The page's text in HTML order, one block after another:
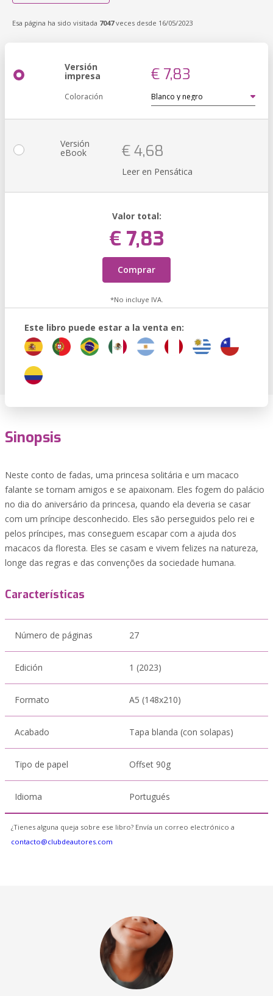
Esa página ha sido visitada 7047veces desde 16/05/2023
Versión
impresa € 7,83
Coloración
Versión
eBook € 4,68
Leer en Pensática
Valor total:
€ 7,83
Comprar
*No incluye IVA.
Este libro puede estar a la venta en:
Sinopsis
Neste conto de fadas, uma princesa solitária e um macaco
falante se tornam amigos e se apaixonam. Eles fogem do palácio
no dia do aniversário da princesa, quando ela deveria se casar
com um príncipe desconhecido. Eles são perseguidos pelo rei e
pelos príncipes, mas conseguem escapar com a ajuda dos
macacos da floresta. Eles se casam e vivem felizes na natureza,
longe das regras e das convenções da sociedade humana.
Características
Número de páginas 27
Edición 1 (2023)
Formato A5 (148x210)
Acabado Tapa blanda (con solapas)
Tipo de papel Offset 90g
Idioma Portugués
¿Tienes alguna queja sobre ese libro? Envía un correo electrónico a
contacto@clubdeautores.com